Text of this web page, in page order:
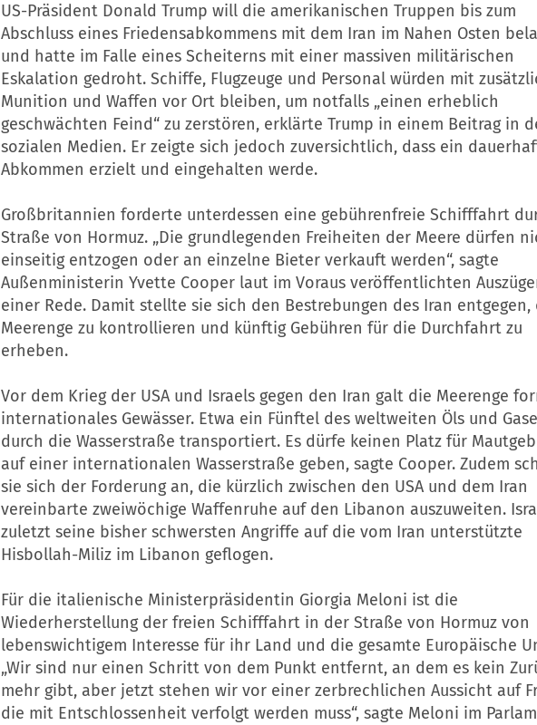
US-Präsident Donald Trump will die amerikanischen Truppen bis zum
Abschluss eines Friedensabkommens mit dem Iran im Nahen Osten
und hatte im Falle eines Scheiterns mit einer massiven militärischen
Eskalation gedroht. Schiffe, Flugzeuge und Personal würden mit
Munition und Waffen vor Ort bleiben, um notfalls „einen erheblich
geschwächten Feind“ zu zerstören, erklärte Trump in einem Beitrag in
sozialen Medien. Er zeigte sich jedoch zuversichtlich, dass ein
Abkommen erzielt und eingehalten werde.
Großbritannien forderte unterdessen eine gebührenfreie Schifffahrt
Straße von Hormuz. „Die grundlegenden Freiheiten der Meere dürfen
einseitig entzogen oder an einzelne Bieter verkauft werden“, sagte
Außenministerin Yvette Cooper laut im Voraus veröffentlichten
einer Rede. Damit stellte sie sich den Bestrebungen des Iran entgegen,
Meerenge zu kontrollieren und künftig Gebühren für die Durchfahrt zu
erheben.
Vor dem Krieg der USA und Israels gegen den Iran galt die Meerenge
internationales Gewässer. Etwa ein Fünftel des weltweiten Öls und
durch die Wasserstraße transportiert. Es dürfe keinen Platz für
auf einer internationalen Wasserstraße geben, sagte Cooper. Zudem
sie sich der Forderung an, die kürzlich zwischen den USA und dem Iran
vereinbarte zweiwöchige Waffenruhe auf den Libanon auszuweiten.
zuletzt seine bisher schwersten Angriffe auf die vom Iran unterstützte
Hisbollah-Miliz im Libanon geflogen.
Für die italienische Ministerpräsidentin Giorgia Meloni ist die
Wiederherstellung der freien Schifffahrt in der Straße von Hormuz von
lebenswichtigem Interesse für ihr Land und die gesamte Europäische
„Wir sind nur einen Schritt von dem Punkt entfernt, an dem es kein
mehr gibt, aber jetzt stehen wir vor einer zerbrechlichen Aussicht auf
die mit Entschlossenheit verfolgt werden muss“, sagte Meloni im